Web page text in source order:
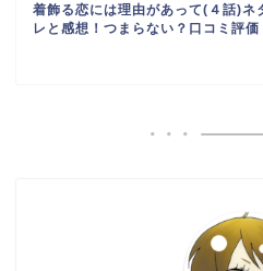
着飾る恋には理由があって(４話)ネ
レと感想！つまらない？口コミ評価